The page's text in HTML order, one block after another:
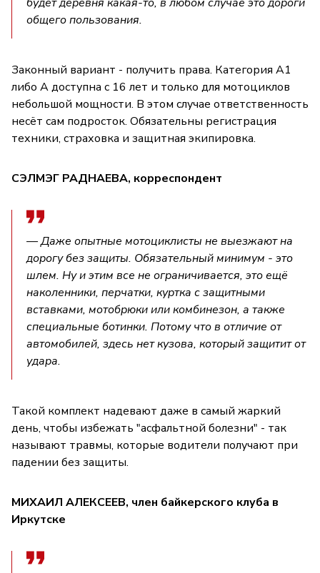
общего пользования.
Законный вариант - получить права. Категория А1
либо А доступна с 16 лет и только для мотоциклов
небольшой мощности. В этом случае ответственность
несёт сам подросток. Обязательны регистрация
техники, страховка и защитная экипировка.
СЭЛМЭГ РАДНАЕВА, корреспондент
— Даже опытные мотоциклисты не выезжают на
дорогу без защиты. Обязательный минимум - это
шлем. Ну и этим все не ограничивается, это ещё
наколенники, перчатки, куртка с защитными
вставками, мотобрюки или комбинезон, а также
специальные ботинки. Потому что в отличие от
автомобилей, здесь нет кузова, который защитит от
удара.
Такой комплект надевают даже в самый жаркий
день, чтобы избежать "асфальтной болезни" - так
называют травмы, которые водители получают при
падении без защиты.
МИХАИЛ АЛЕКСЕЕВ, член байкерского клуба в
Иркутске